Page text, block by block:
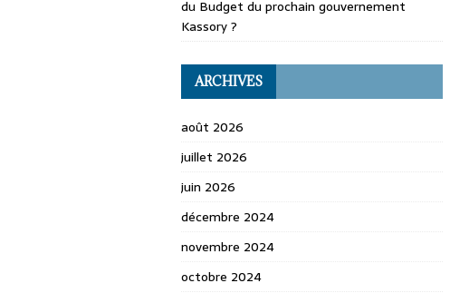
du Budget du prochain gouvernement
Kassory ?
ARCHIVES
août 2026
juillet 2026
juin 2026
décembre 2024
novembre 2024
octobre 2024